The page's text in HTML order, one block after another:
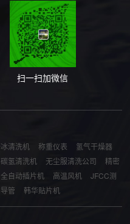
扫一扫加微信
清洗机 称重仪表
氢气干燥器
碳氢清洗机 无尘服清洗公司
精密
全自动插片机 高温风机
JFCC测
管 韩华贴片机